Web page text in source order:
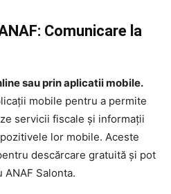
Comunicare la
sau prin aplicatii mobile.
mobile pentru a permite
servicii fiscale și informații
lor mobile. Aceste
descărcare gratuită și pot
Salonta.